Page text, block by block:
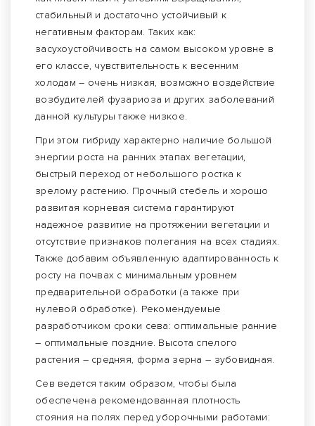
стабильный и достаточно устойчивый к
негативным факторам. Таких как:
засухоустойчивость на самом высоком уровне в
его классе, чувствительность к весенним
холодам – очень низкая, возможно воздействие
возбудителей фузариоза и других заболеваний
данной культуры также низкое.
При этом гибриду характерно наличие большой
энергии роста на ранних этапах вегетации,
быстрый переход от небольшого ростка к
зрелому растению. Прочный стебель и хорошо
развитая корневая система гарантируют
надежное развитие на протяжении вегетации и
отсутствие признаков полегания на всех стадиях.
Также добавим объявленную адаптированность к
росту на почвах с минимальным уровнем
предварительной обработки (а также при
нулевой обработке). Рекомендуемые
разработчиком сроки сева: оптимальные ранние
– оптимальные поздние. Высота спелого
растения – средняя, форма зерна – зубовидная.
Сев ведется таким образом, чтобы была
обеспечена рекомендованная плотность
стояния на полях перед уборочными работами: